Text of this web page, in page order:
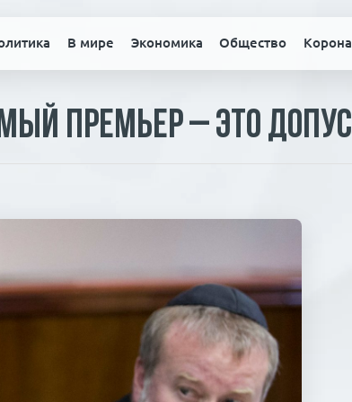
В мире Экономика Общество
премьер – это